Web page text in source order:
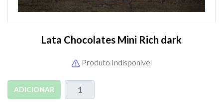
Lata Chocolates Mini Rich dark
Produto Indisponível
ADICIONAR